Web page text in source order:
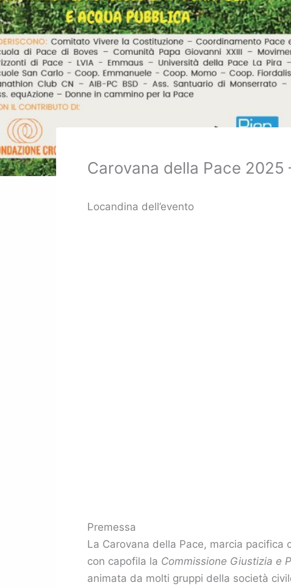
Carovana della Pace 2025
Locandina dell’evento
Premessa
La Carovana della Pace, marcia pacifica
con capofila la Commissione Giustizia e
animata da molti gruppi della società